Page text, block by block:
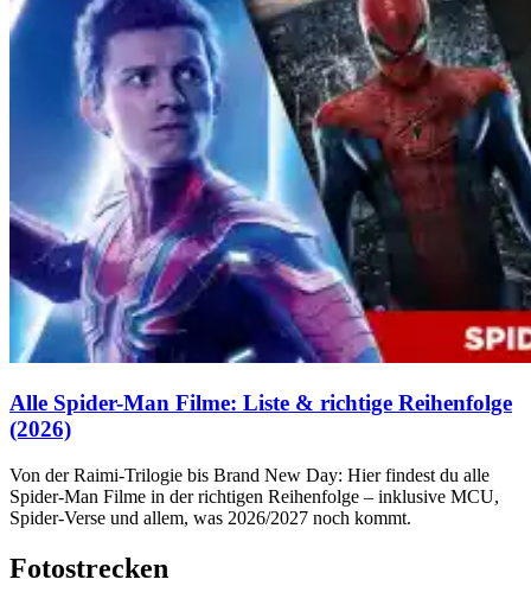
Alle Spider-Man Filme: Liste & richtige Reihenfolge
(2026)
Von der Raimi-Trilogie bis Brand New Day: Hier findest du alle
Spider-Man Filme in der richtigen Reihenfolge – inklusive MCU,
Spider-Verse und allem, was 2026/2027 noch kommt.
Fotostrecken